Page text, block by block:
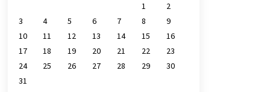
1
2
3
4 5 6 7 8
9
10
11 12 13 14 15
16
17
18 19 20 21 22
23
24
25 26 27 28 29
30
31